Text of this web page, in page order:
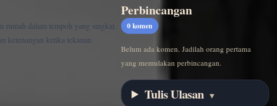
dalam tempoh yang singkat.
ketenangan ketika tekanan
Perbincangan
0 komen
Belum ada komen. Jadilah orang pertama
yang memulakan perbincangan.
Tulis Ulasan ▼